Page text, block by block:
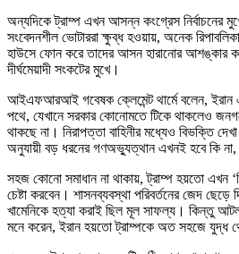
অন্যদিকে ট্রাম্প এখন আসন্ন কংগ্রেস নির্বাচনের
সংবেদনশীল ভোটাররা ক্ষুব্ধ হওয়ায়, অনেক
হাউসে ফোন করে তাদের আসন হারানোর আশঙ্কার
দীর্ঘমেয়াদী সংকটের মুখে।
আইএফআরআই গবেষক ক্লেমেন্ট থার্মে বলেন, ইরান
পথে, যেখানে সরকার কোনোমতে টিকে থাকলেও
থাকছে না। নিরাপত্তা বাহিনীর মধ্যেও বিভক্তি
অনুযায়ী বড় ধরনের গণঅভ্যুত্থান এখনই হবে কি
সহজ কোনো সমাধান না থাকায়, ট্রাম্প হয়তো এখন
চেষ্টা করবেন। শাসনব্যবস্থা পরিবর্তনের জেদ ছেড়ে
খামেনিকে হত্যা করাই ছিল মূল সাফল্য। কিন্তু
মনে করেন, ইরান হয়তো ট্রাম্পকে অত সহজে যুদ্ধ